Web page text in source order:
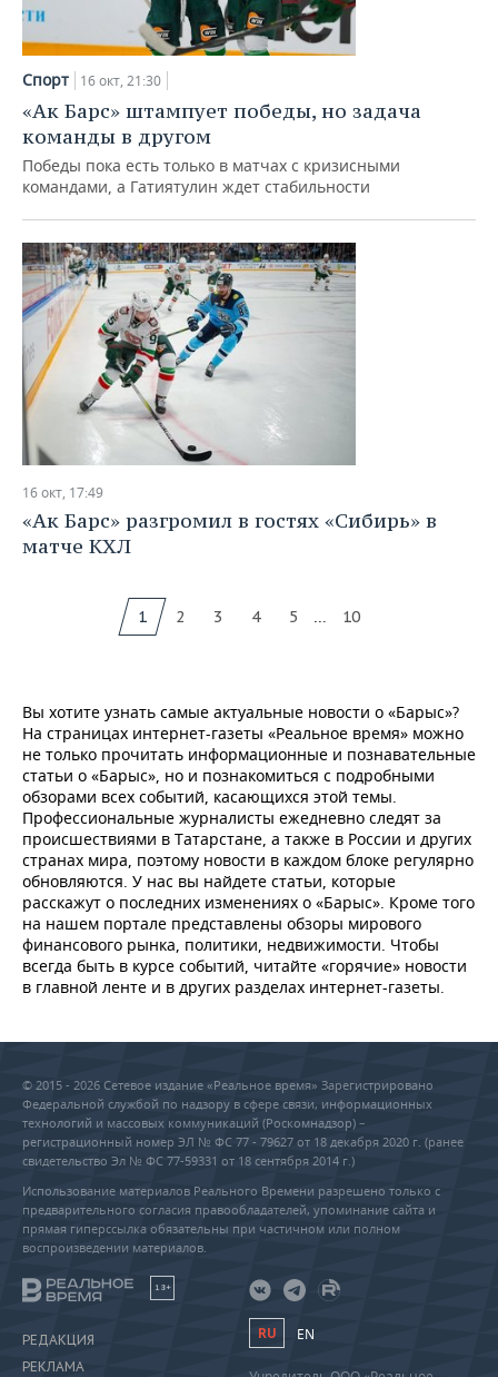
Спорт 16 окт, 21:30
«Ак Барс» штампует победы, но задача
команды в другом
Победы пока есть только в матчах с кризисными
командами, а Гатиятулин ждет стабильности
16 окт, 17:49
«Ак Барс» разгромил в гостях «Сибирь» в
матче КХЛ
1 2 3 4 5 ... 10
Вы хотите узнать самые актуальные новости о «Барыс»?
На страницах интернет-газеты «Реальное время» можно
не только прочитать информационные и познавательные
статьи о «Барыс», но и познакомиться с подробными
обзорами всех событий, касающихся этой темы.
Профессиональные журналисты ежедневно следят за
происшествиями в Татарстане, а также в России и других
странах мира, поэтому новости в каждом блоке регулярно
обновляются. У нас вы найдете статьи, которые
расскажут о последних изменениях о «Барыс». Кроме того
на нашем портале представлены обзоры мирового
финансового рынка, политики, недвижимости. Чтобы
всегда быть в курсе событий, читайте «горячие» новости
в главной ленте и в других разделах интернет-газеты.
© 2015 - 2026 Сетевое издание «Реальное время» Зарегистрировано
Федеральной службой по надзору в сфере связи, информационных
технологий и массовых коммуникаций (Роскомнадзор) –
регистрационный номер ЭЛ № ФС 77 - 79627 от 18 декабря 2020 г. (ранее
свидетельство Эл № ФС 77-59331 от 18 сентября 2014 г.)
Использование материалов Реального Времени разрешено только с
предварительного согласия правообладателей, упоминание сайта и
прямая гиперссылка обязательны при частичном или полном
воспроизведении материалов.
18+
РЕДАКЦИЯ
РЕКЛАМА
RU EN